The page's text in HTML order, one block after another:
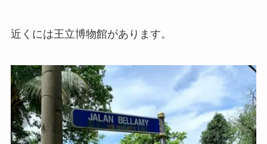
近くには王立博物館があります。